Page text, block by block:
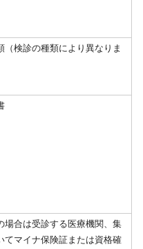
検診の種類により異なりま
場合は受診する医療機関、集
てマイナ保険証または資格確